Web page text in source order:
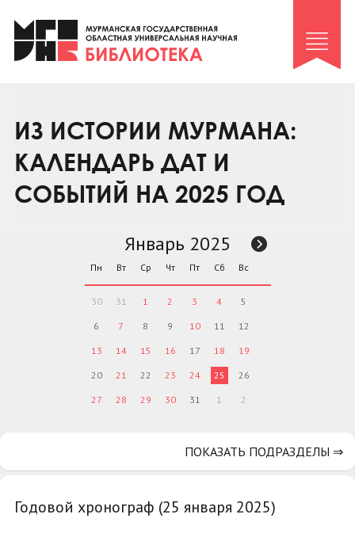
Клуб «Гиря и сельдерей»
Клуб «Семейный архив»
Коллегам
Контакты
ИЗ ИСТОРИИ МУРМАНА:
КАЛЕНДАРЬ ДАТ И
СОБЫТИЙ НА 2025 ГОД
Годовой хронограф (25 января 2025)
Январь 2025
Пн Вт Ср Чт Пт Сб Вс
30 31 1 2 3 4 5
6 7 8 9 10 11 12
13 14 15 16 17 18 19
20 21 22 23 24 25 26
27 28 29 30 31 1 2
ПОКАЗАТЬ ПОДРАЗДЕЛЫ ⇒